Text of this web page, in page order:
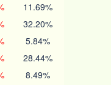
11.69%
32.20%
5.84%
28.44%
8.49%